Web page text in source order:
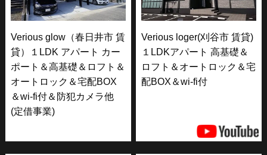
Verious glow（春日井市 賃
貸）１LDK アパート カー
ポート＆高基礎＆ロフト＆
オートロック＆宅配BOX
＆wi-fi付＆防犯カメラ他
(定借事業)
Verious loger(刈谷市 賃貸)
１LDKアパート 高基礎＆
ロフト＆オートロック＆宅
配BOX＆wi-fi付